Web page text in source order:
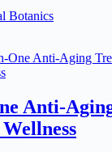
Botanics
Anti-